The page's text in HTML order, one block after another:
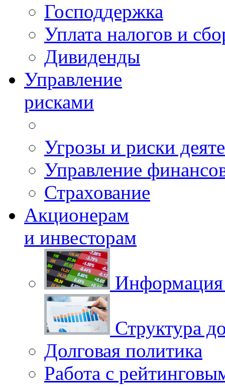
Господдержка
Уплата налогов и
Дивиденды
Управление
рисками
Угрозы и риски
Управление
Страхование
Акционерам
и инвесторам
Структура
Долговая политика
Работа с